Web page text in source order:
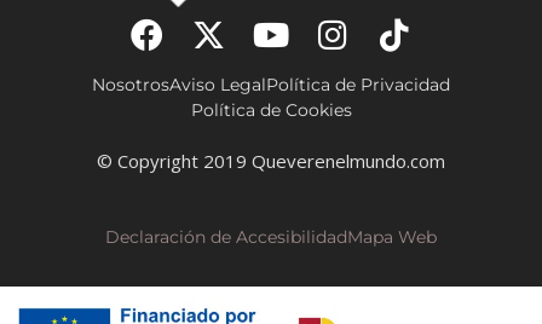
NosotrosAviso LegalPolítica de Privacidad
Política de Cookies
© Copyright 2019 Queverenelmundo.com
Declaración de AccesibilidadMapa Web